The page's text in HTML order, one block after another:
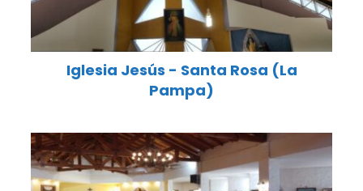
Iglesia Jesús - Santa Rosa (La
Pampa)